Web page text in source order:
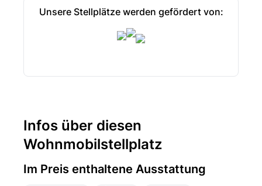
Unsere Stellplätze werden gefördert von:
Infos über diesen
Wohnmobilstellplatz
Im Preis enthaltene Ausstattung